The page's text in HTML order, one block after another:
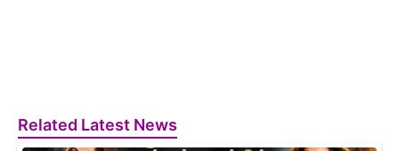
Related Latest News